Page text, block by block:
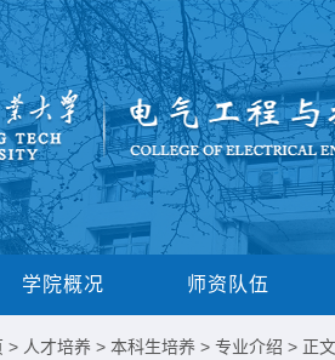
学院概况 师资队伍
> 人才培养 > 本科生培养 > 专业介绍 > 正文